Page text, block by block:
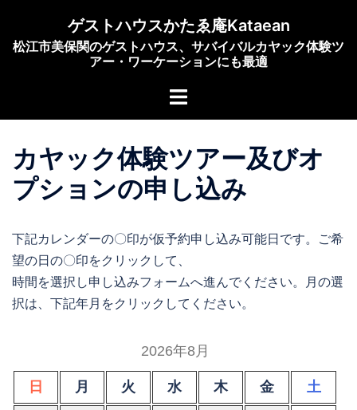
ゲストハウスかたゑ庵Kataean
松江市美保関のゲストハウス、サバイバルカヤック体験ツ
アー・ワーケーションにも最適
ト
メ
ニ
ュ
カヤック体験ツアー及びオ
プションの申し込み
下記カレンダーの〇印が仮予約申し込み可能日です。ご希
望の日の〇印をクリックして、
時間を選択し申し込みフォームへ進んでください。月の選
択は、下記年月をクリックしてください。
2026年8月
日 月 火 水 木 金 土